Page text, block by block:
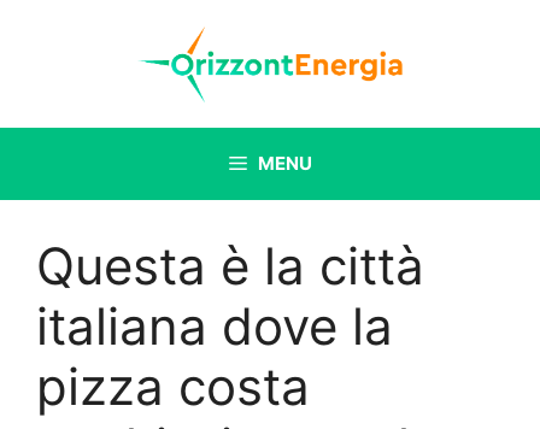
MENU
Questa è la città
italiana dove la
pizza costa